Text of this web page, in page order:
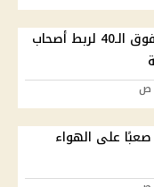
وزارة العمل تعلن مبادرة فوق الـ40 لربط أصحاب
على الهواء